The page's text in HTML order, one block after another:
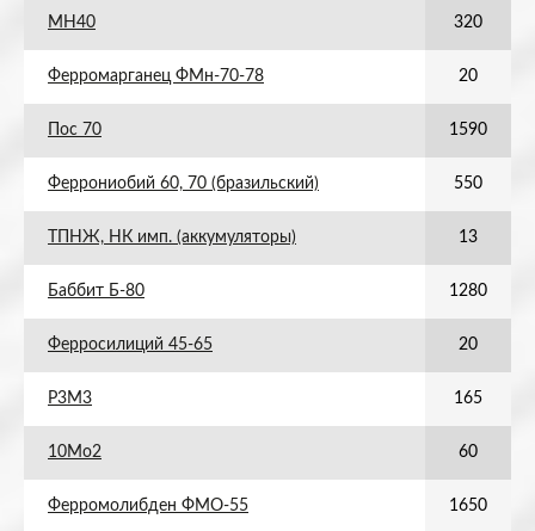
МН40 320
Ферромарганец ФМн-70-78 20
Пос 70 1590
Феррониобий 60, 70 (бразильский) 550
ТПНЖ, НК имп. (аккумуляторы) 13
Баббит Б-80 1280
Ферросилиций 45-65 20
Р3М3 165
10Мо2 60
Ферромолибден ФМО-55 1650